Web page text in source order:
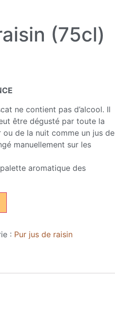
(75cl)
ne contient pas d’alcool. Il
être dégusté par toute la
de la nuit comme un jus de
manuellement sur les
aromatique des
: Pur jus de raisin